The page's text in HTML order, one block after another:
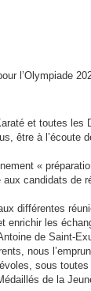
l’Olympiade
et toutes les
être à l’écoute
«
candidats de
différentes
enrichir les
de Saint-
nous
sous
de la